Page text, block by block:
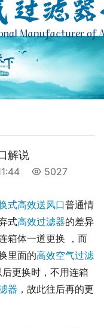
解说
5027
式高效送风口普通情
式高效过滤器的差异
箱体一道更换 ，而
里面的高效空气过滤
后更换时，不用连箱
器 ，故此往后再的更